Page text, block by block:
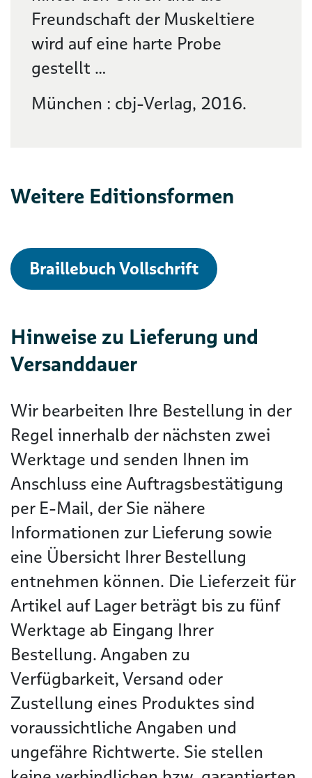
Freundschaft der Muskeltiere
wird auf eine harte Probe
gestellt …
München : cbj-Verlag, 2016.
Weitere Editionsformen
Braillebuch Vollschrift
Hinweise zu Lieferung und
Versanddauer
Wir bearbeiten Ihre Bestellung in der
Regel innerhalb der nächsten zwei
Werktage und senden Ihnen im
Anschluss eine Auftragsbestätigung
per E-Mail, der Sie nähere
Informationen zur Lieferung sowie
eine Übersicht Ihrer Bestellung
entnehmen können. Die Lieferzeit für
Artikel auf Lager beträgt bis zu fünf
Werktage ab Eingang Ihrer
Bestellung. Angaben zu
Verfügbarkeit, Versand oder
Zustellung eines Produktes sind
voraussichtliche Angaben und
ungefähre Richtwerte. Sie stellen